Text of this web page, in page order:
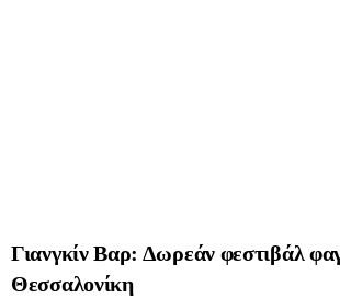
Γιανγκίν Βαρ: Δωρεάν φεστιβάλ
Θεσσαλονίκη